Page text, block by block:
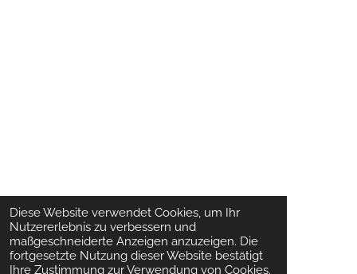
Diese Website verwendet Cookies, um Ihr
Nutzererlebnis zu verbessern und
maßgeschneiderte Anzeigen anzuzeigen. Die
fortgesetzte Nutzung dieser Website bestätigt
Ihre Zustimmung zur Verwendung von Cookies.